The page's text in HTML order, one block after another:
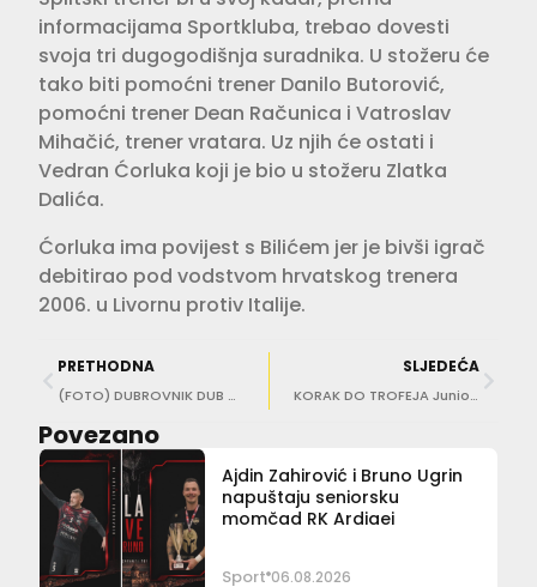
informacijama Sportkluba, trebao dovesti
svoja tri dugogodišnja suradnika. U stožeru će
tako biti pomoćni trener Danilo Butorović,
pomoćni trener Dean Računica i Vatroslav
Mihačić, trener vratara. Uz njih će ostati i
Vedran Ćorluka koji je bio u stožeru Zlatka
Dalića.
Ćorluka ima povijest s Bilićem jer je bivši igrač
debitirao pod vodstvom hrvatskog trenera
2006. u Livornu protiv Italije.
PRETHODNA
(FOTO) DUBROVNIK DUB BOWL Zabavni Kids‘ Day na Stradunu
SLJEDEĆA
KORAK DO TROFEJA Juniori Juga u finalu Kupa Hrvatske
Povezano
Ajdin Zahirović i Bruno Ugrin
napuštaju seniorsku
momčad RK Ardiaei
Sport 06.08.2026